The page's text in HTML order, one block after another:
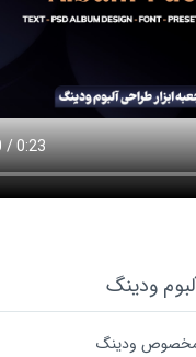
ودینگ
ودینگ